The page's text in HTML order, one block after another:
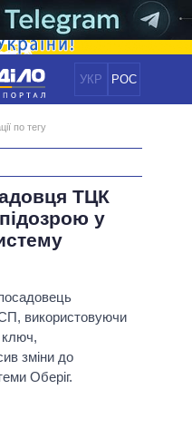
УКР РОС
ЕКОНОМІКА
СУСПІЛЬСТВО
СВІТ
ПОЛІТИКІВ
по тегу
ТЦК
у
використовуючи
зміни до
Оберіг.